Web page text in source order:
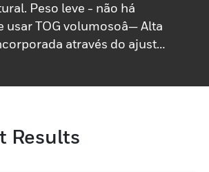
Peso leve - não há
usar TOG volumosoâ— Alta
através do ajuste
Results